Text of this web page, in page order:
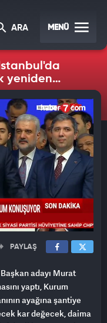
ARA MENÜ
yeniden
dedi
PAYLAŞ
adayı Murat
yaptı, Kurum
ayağına şantiye
kar değecek, daima